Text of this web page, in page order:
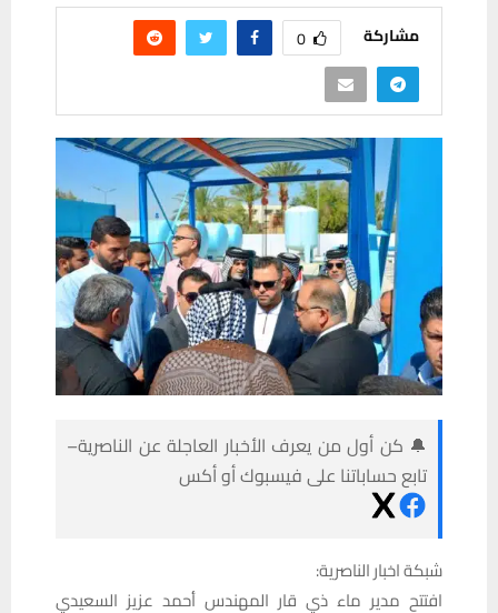
مشاركة 0
🔔 كن أول من يعرف الأخبار العاجلة عن الناصرية–
تابع حساباتنا على فيسبوك أو أكس
شبكة اخبار الناصرية:
افتتح مدير ماء ذي قار المهندس أحمد عزيز السعيدي